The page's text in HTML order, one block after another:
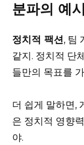
분파의 예
정치적 팩션, 팀
같지. 정치적 단
들만의 목표를
더 쉽게 말하면,
은 정치적 영향
야.